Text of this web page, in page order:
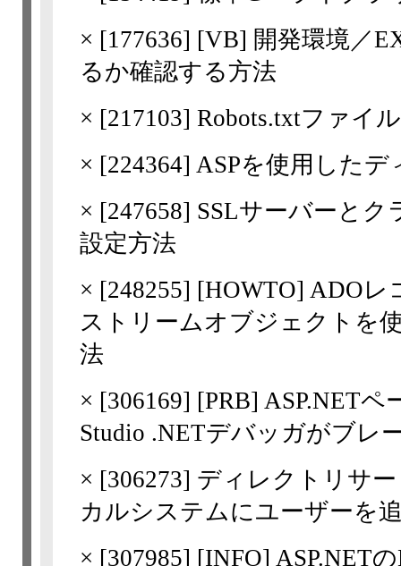
× [177636] [VB] 開発環境／
るか確認する方法
× [217103] Robots.txtファイ
× [224364] ASPを使用した
× [247658] SSLサーバーと
設定方法
× [248255] [HOWTO] ADOレ
ストリームオブジェクトを
法
× [306169] [PRB] ASP.NET
Studio .NETデバッガがブレ
× [306273] ディレクトリサ
カルシステムにユーザーを
× [307985] [INFO] ASP.NET